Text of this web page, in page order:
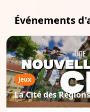
Événements
Jeux
La Cité des